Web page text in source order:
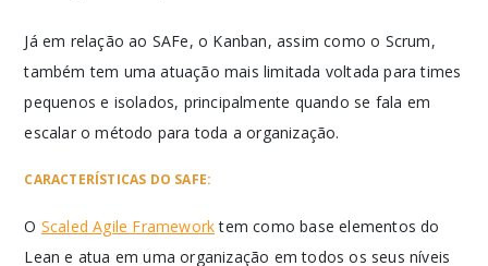
Já em relação ao SAFe, o Kanban, assim como o Scrum,
também tem uma atuação mais limitada voltada para times
pequenos e isolados, principalmente quando se fala em
escalar o método para toda a organização.
CARACTERÍSTICAS DO SAFE:
O Scaled Agile Frameworktem como base elementos do
Lean e atua em uma organização em todos os seus níveis